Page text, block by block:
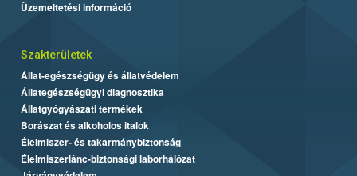
Üzemeltetési információ
Szakterületek
Állat-egészségügy és állatvédelem
Állategészségügyi diagnosztika
Állatgyógyászati termékek
Borászat és alkoholos italok
Élelmiszer- és takarmánybiztonság
Élelmiszerlánc-biztonsági laborhálózat